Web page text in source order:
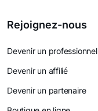
Rejoignez-nous
Devenir un professionnel
Devenir un affilié
Devenir un partenaire